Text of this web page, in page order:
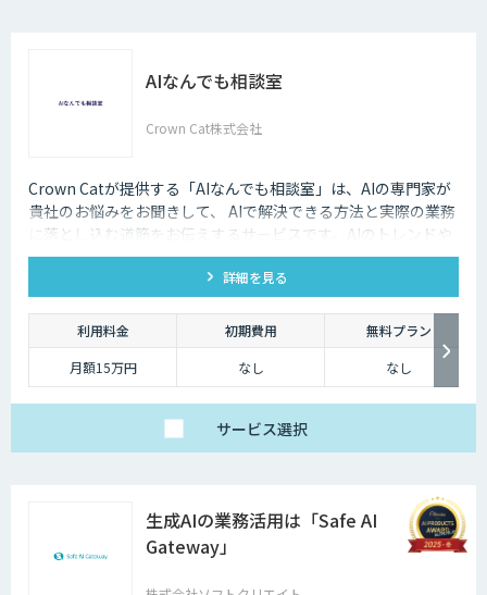
AIなんでも相談室
Crown Cat株式会社
Crown Catが提供する「AIなんでも相談室」は、AIの専門家が
貴社のお悩みをお聞きして、 AIで解決できる方法と実際の業務
に落とし込む道筋をお伝えするサービスです。AIのトレンドや
最新の事例はもちろん、自社にあった活用を安価にクイックに
詳細を見る
利用料金 初期費用
無料プラン
月額15万円
なし なし
サービス選択
生成AIの業務活用は「Safe AI
Gateway」